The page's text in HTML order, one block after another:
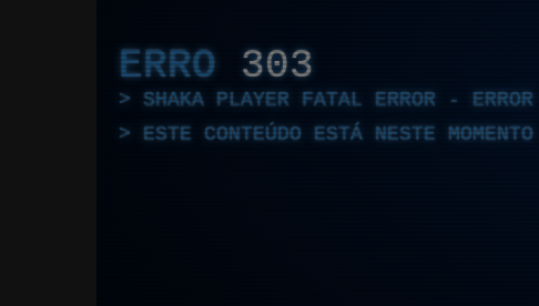
ERRO 303
SHAKA PLAYER FATAL ERROR - ERROR
ESTE CONTEÚDO ESTÁ NESTE